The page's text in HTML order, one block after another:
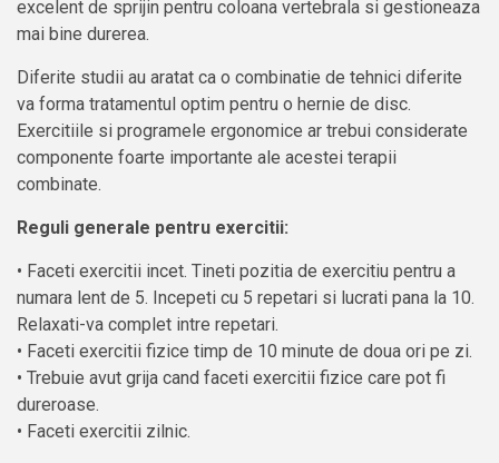
excelent de sprijin pentru coloana vertebrala si gestioneaza
mai bine durerea.
Diferite studii au aratat ca o combinatie de tehnici diferite
va forma tratamentul optim pentru o hernie de disc.
Exercitiile si programele ergonomice ar trebui considerate
componente foarte importante ale acestei terapii
combinate.
Reguli generale pentru exercitii:
• Faceti exercitii incet. Tineti pozitia de exercitiu pentru a
numara lent de 5. Incepeti cu 5 repetari si lucrati pana la 10.
Relaxati-va complet intre repetari.
• Faceti exercitii fizice timp de 10 minute de doua ori pe zi.
• Trebuie avut grija cand faceti exercitii fizice care pot fi
dureroase.
• Faceti exercitii zilnic.